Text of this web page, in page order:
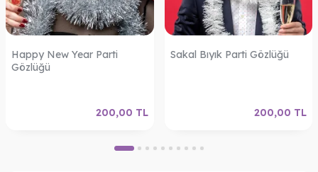
Happy New Year Parti
Gözlüğü
200,00 TL
Sakal Bıyık Parti Gözlüğü
200,00 TL